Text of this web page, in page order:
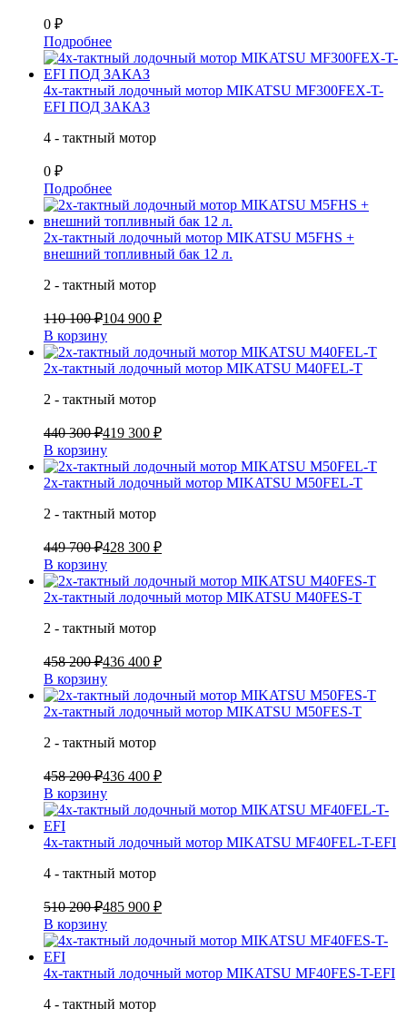
0 ₽
Подробнее
4х-тактный лодочный мотор MIKATSU MF300FEX-T-
EFI ПОД ЗАКАЗ
4 - тактный мотор
0 ₽
Подробнее
2х-тактный лодочный мотор MIKATSU M5FHS +
внешний топливный бак 12 л.
2 - тактный мотор
110 100 ₽104 900 ₽
В корзину
2х-тактный лодочный мотор MIKATSU M40FEL-T
2 - тактный мотор
440 300 ₽419 300 ₽
В корзину
2х-тактный лодочный мотор MIKATSU M50FEL-T
2 - тактный мотор
449 700 ₽428 300 ₽
В корзину
2х-тактный лодочный мотор MIKATSU M40FES-T
2 - тактный мотор
458 200 ₽436 400 ₽
В корзину
2х-тактный лодочный мотор MIKATSU M50FES-T
2 - тактный мотор
458 200 ₽436 400 ₽
В корзину
4х-тактный лодочный мотор MIKATSU MF40FEL-T-EFI
4 - тактный мотор
510 200 ₽485 900 ₽
В корзину
4х-тактный лодочный мотор MIKATSU MF40FES-T-EFI
4 - тактный мотор